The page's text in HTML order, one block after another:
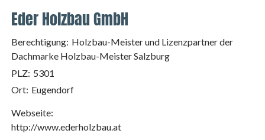
Eder Holzbau GmbH
Berechtigung: Holzbau-Meister und Lizenzpartner der
Dachmarke Holzbau-Meister Salzburg
PLZ: 5301
Ort: Eugendorf
Webseite:
http://www.ederholzbau.at